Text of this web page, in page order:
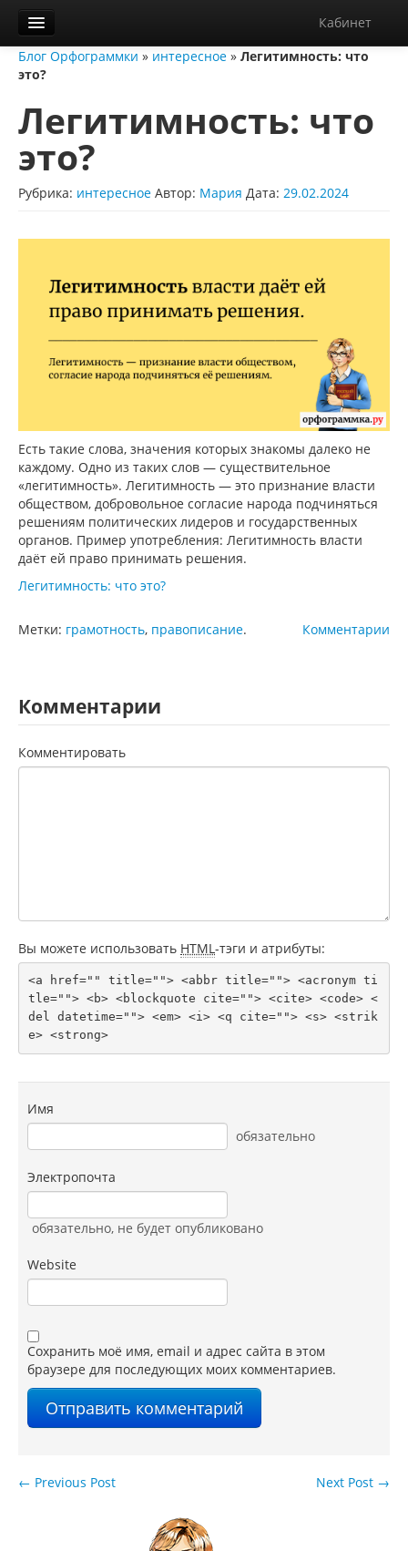
Кабинет
Орфограммка
Блог
О нас
Контакты
Справка
Диктанты
Блог Орфограммки » интересное » Легитимность: что
это?
Легитимность: что
это?
Рубрика: интересное Автор: Мария Дата: 29.02.2024
Есть такие слова, значения которых знакомы далеко не
каждому. Одно из таких слов — существительное
«легитимность». Легитимность — это признание власти
обществом, добровольное согласие народа подчиняться
решениям политических лидеров и государственных
органов. Пример употребления: Легитимность власти
даёт ей право принимать решения.
Легитимность: что это?
Комментарии
Метки: грамотность, правописание.
Комментарии
Комментировать
Вы можете использовать HTML -тэги и атрибуты:
<a href="" title=""> <abbr title=""> <acronym ti
tle=""> <b> <blockquote cite=""> <cite> <code> <
del datetime=""> <em> <i> <q cite=""> <s> <strik
e> <strong>
Имя
обязательно
Электропочта
обязательно, не будет опубликовано
Website
Сохранить моё имя, email и адрес сайта в этом
браузере для последующих моих комментариев.
Next Post →
← Previous Post